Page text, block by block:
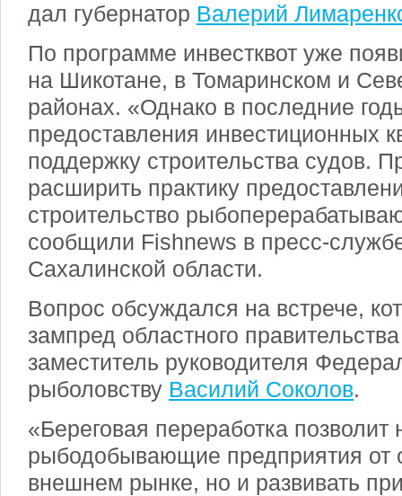
дал губернатор Валерий
По программе инвестквот уже
на Шикотане, в Томаринском и
районах. «Однако в последние
предоставления инвестиционных
поддержку строительства судов.
расширить практику
строительство
сообщили Fishnews в пресс-
Сахалинской области.
Вопрос обсуждался на встрече,
зампред областного
заместитель руководителя
рыболовству Василий Соколов.
«Береговая переработка позволит
рыбодобывающие предприятия от
внешнем рынке, но и развивать